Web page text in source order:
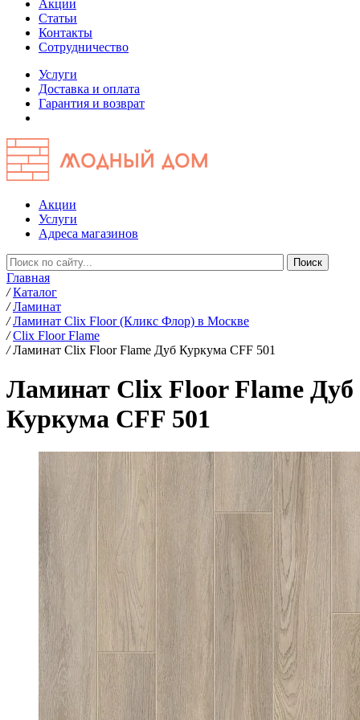
Акции
Статьи
Контакты
Сотрудничество
Услуги
Доставка и оплата
Гарантия и возврат
Акции
Услуги
Адреса магазинов
Главная
/ Каталог
/ Ламинат
/ Ламинат Clix Floor (Кликс Флор) в Москве
/ Clix Floor Flame
/ Ламинат Clix Floor Flame Дуб Куркума CFF 501
Ламинат Clix Floor Flame Дуб
Куркума CFF 501